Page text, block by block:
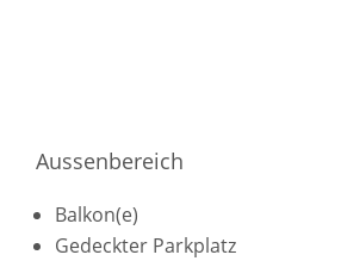
Aussenbereich
Balkon(e)
Gedeckter Parkplatz